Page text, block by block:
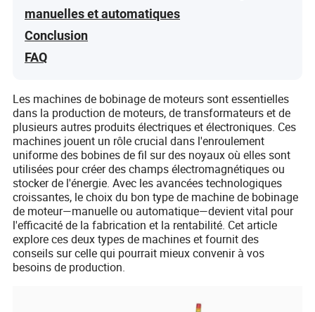
manuelles et automatiques
Conclusion
FAQ
Les machines de bobinage de moteurs sont essentielles
dans la production de moteurs, de transformateurs et de
plusieurs autres produits électriques et électroniques. Ces
machines jouent un rôle crucial dans l'enroulement
uniforme des bobines de fil sur des noyaux où elles sont
utilisées pour créer des champs électromagnétiques ou
stocker de l'énergie. Avec les avancées technologiques
croissantes, le choix du bon type de machine de bobinage
de moteur—manuelle ou automatique—devient vital pour
l'efficacité de la fabrication et la rentabilité. Cet article
explore ces deux types de machines et fournit des
conseils sur celle qui pourrait mieux convenir à vos
besoins de production.